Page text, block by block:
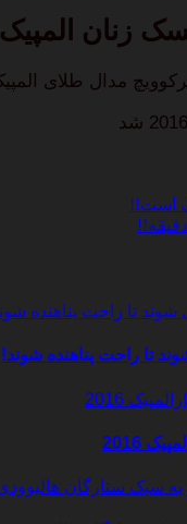
المپیک 2016 شد
است!!
تا راحت پناهنده شوند!
2016